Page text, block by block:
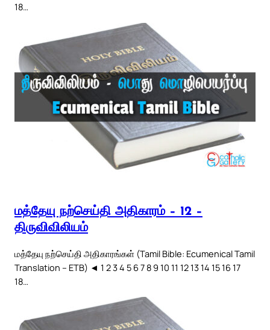
18…
மத்தேயு நற்செய்தி அதிகாரம் – 12 –
திருவிவிலியம்
மத்தேயு நற்செய்தி அதிகாரங்கள் (Tamil Bible: Ecumenical Tamil
Translation – ETB) ◄ 1 2 3 4 5 6 7 8 9 10 11 12 13 14 15 16 17
18…